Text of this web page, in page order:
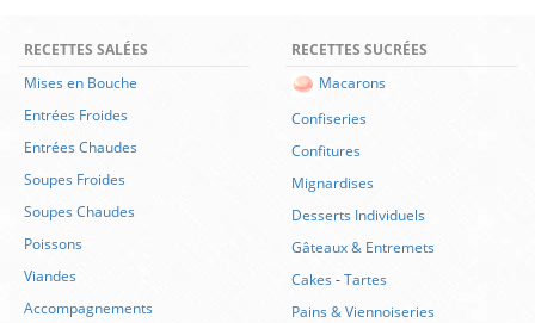
RECETTES SALÉES
Mises en Bouche
Entrées Froides
Entrées Chaudes
Soupes Froides
Soupes Chaudes
Poissons
Viandes
Accompagnements
RECETTES SUCRÉES
Macarons
Confiseries
Confitures
Mignardises
Desserts Individuels
Gâteaux & Entremets
Cakes-Tartes
Pains & Viennoiseries